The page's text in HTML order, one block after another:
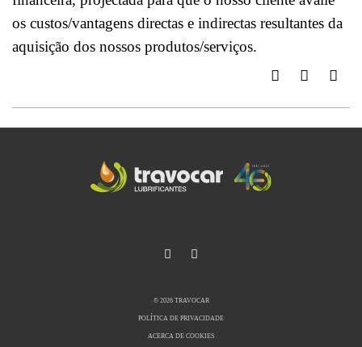
os custos/vantagens directas e indirectas resultantes da
aquisição dos nossos produtos/serviços.
© 2026 TRAVOCAR
POLÍTICA DE PRIVACIDADE
ACERCA DE COOKIES